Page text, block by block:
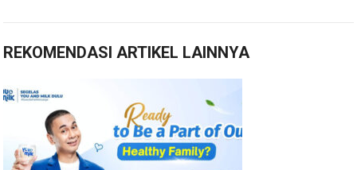
REKOMENDASI ARTIKEL LAINNYA